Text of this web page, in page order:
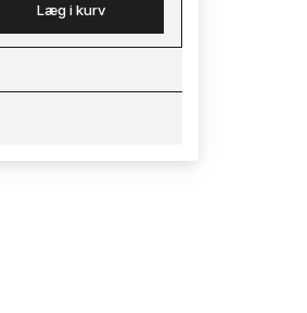
Læg i kurv